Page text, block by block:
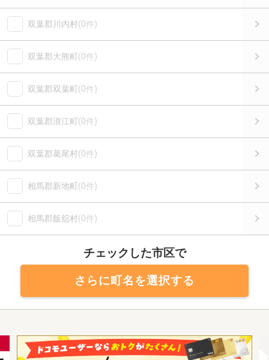
双葉郡川内村(0件)
双葉郡大熊町(0件)
双葉郡双葉町(0件)
双葉郡浪江町(0件)
双葉郡葛尾村(0件)
相馬郡新地町(0件)
相馬郡飯舘村(0件)
チェックした市区で
さらに町名を選択する